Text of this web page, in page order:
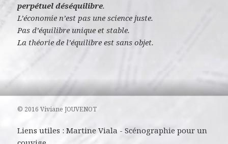
perpétuel déséquilibre.
L’économie n’est pas une science juste.
Pas d’équilibre unique et stable.
La théorie de l’équilibre est sans objet.
© 2016 Viviane JOUVENOT
Liens utiles :Martine Viala -Scénographie pour un